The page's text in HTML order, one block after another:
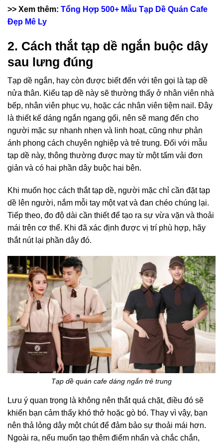
>> Xem thêm: Tổng Hợp 500+ Mẫu Tạp Dề Quán Cafe
Đẹp Mê Ly
2. Cách thắt tạp dề ngắn buộc dây
sau lưng đúng
Tạp dề ngắn, hay còn được biết đến với tên gọi là tạp dề
nửa thân. Kiểu tạp dề này sẽ thường thấy ở nhân viên nhà
bếp, nhân viên phục vụ, hoặc các nhân viên tiệm nail. Đây
là thiết kế dáng ngắn ngang gối, nên sẽ mang đến cho
người mặc sự nhanh nhẹn và linh hoạt, cũng như phản
ánh phong cách chuyên nghiệp và trẻ trung. Đối với mẫu
tạp dề này, thông thường được may từ một tấm vải đơn
giản và có hai phần dây buộc hai bên.
Khi muốn học cách thắt tạp dề, người mặc chỉ cần đặt tạp
dề lên người, nắm mỗi tay một vạt và đan chéo chúng lại.
Tiếp theo, đo độ dài cần thiết để tạo ra sự vừa vặn và thoải
mái trên cơ thể. Khi đã xác định được vị trí phù hợp, hãy
thắt nút lại phần dây đó.
Tạp dề quán cafe dáng ngắn trẻ trung
Lưu ý quan trọng là không nên thắt quá chặt, điều đó sẽ
khiến bạn cảm thấy khó thở hoặc gò bó. Thay vì vậy, bạn
nên thả lỏng dây một chút để đảm bảo sự thoải mái hơn.
Ngoài ra, nếu muốn tạo thêm điểm nhấn và chắc chắn,